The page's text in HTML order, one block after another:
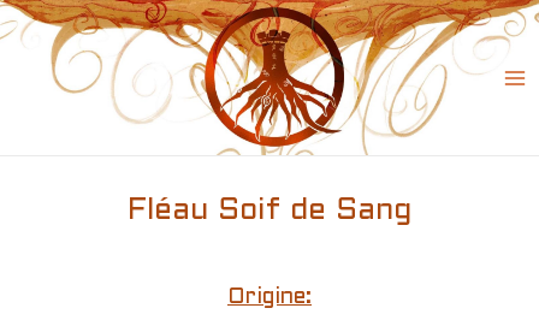
Skip
to
content
Fléau Soif de Sang
Origine: